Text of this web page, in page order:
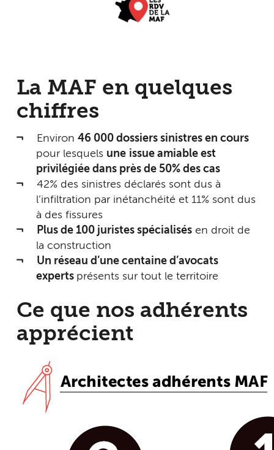
La MAF en quelques
chiffres
Environ 46 000 dossiers sinistres en cours
pour lesquels une issue amiable est
privilégiée dans près de 50% des cas
42% des sinistres déclarés sont dus à
l’infiltration par inétanchéité et 11% sont dus
à des fissures
Plus de 100 juristes spécialisésen droit de
la construction
Un réseau d’une centaine d’avocats
experts présents sur tout le territoire
Ce que nos adhérents
apprécient